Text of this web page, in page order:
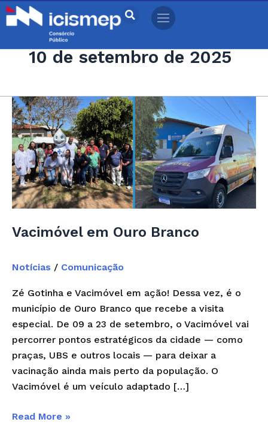
Ir
para
conteúdo10 de setembro de 2025
Vacimóvel em Ouro Branco
Notícias / Comunicação
Zé Gotinha e Vacimóvel em ação! Dessa vez, é o
município de Ouro Branco que recebe a visita
especial. De 09 a 23 de setembro, o Vacimóvel vai
percorrer pontos estratégicos da cidade — como
praças, UBS e outros locais — para deixar a
vacinação ainda mais perto da população. O
Vacimóvel é um veículo adaptado […]
Vacimóvel
em
Ouro
Branco
Read More »